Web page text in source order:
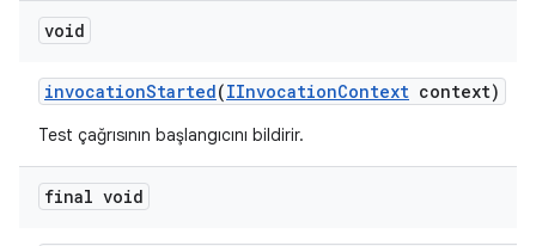
void
invocationStarted(IInvocationContext context)
Test çağrısının başlangıcını bildirir.
final void